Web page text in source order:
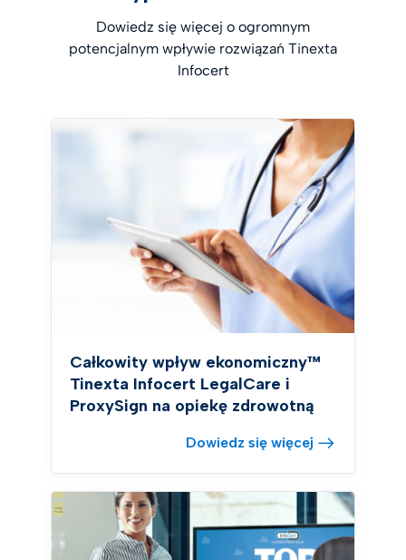
Dowiedz się więcej o ogromnym
potencjalnym wpływie rozwiązań Tinexta
Infocert
Całkowity wpływ ekonomiczny™
Tinexta Infocert LegalCare i
ProxySign na opiekę zdrowotną
Dowiedz się więcej